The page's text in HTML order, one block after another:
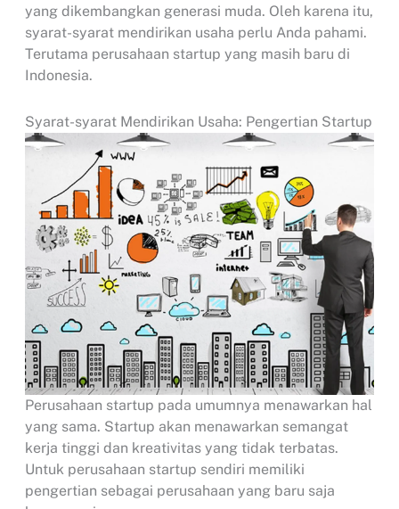
yang dikembangkan generasi muda. Oleh karena itu,
syarat-syarat mendirikan usaha perlu Anda pahami.
Terutama perusahaan startup yang masih baru di
Indonesia.
Syarat-syarat Mendirikan Usaha: Pengertian Startup
Perusahaan startup pada umumnya menawarkan hal
yang sama. Startup akan menawarkan semangat
kerja tinggi dan kreativitas yang tidak terbatas.
Untuk perusahaan startup sendiri memiliki
pengertian sebagai perusahaan yang baru saja